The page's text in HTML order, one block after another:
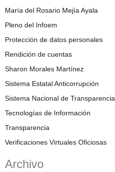
María del Rosario Mejía Ayala
Pleno del Infoem
Protección de datos personales
Rendición de cuentas
Sharon Morales Martínez
Sistema Estatal Anticorrupción
Sistema Nacional de Transparencia
Tecnologías de Información
Transparencia
Verificaciones Virtuales Oficiosas
Archivo